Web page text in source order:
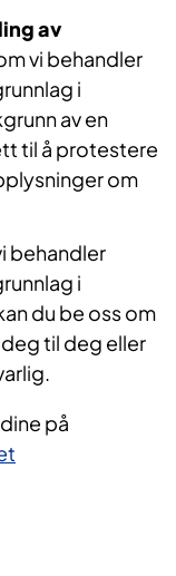
av
vi behandler
i
av en
til å protestere
om
behandler
i
du be oss om
til deg eller
på